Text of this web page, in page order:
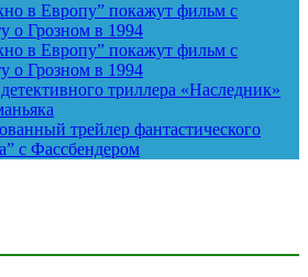
в Европу” покажут фильм с
о Грозном в 1994
в Европу” покажут фильм с
о Грозном в 1994
триллера «Наследник»
трейлер фантастического
с Фассбендером